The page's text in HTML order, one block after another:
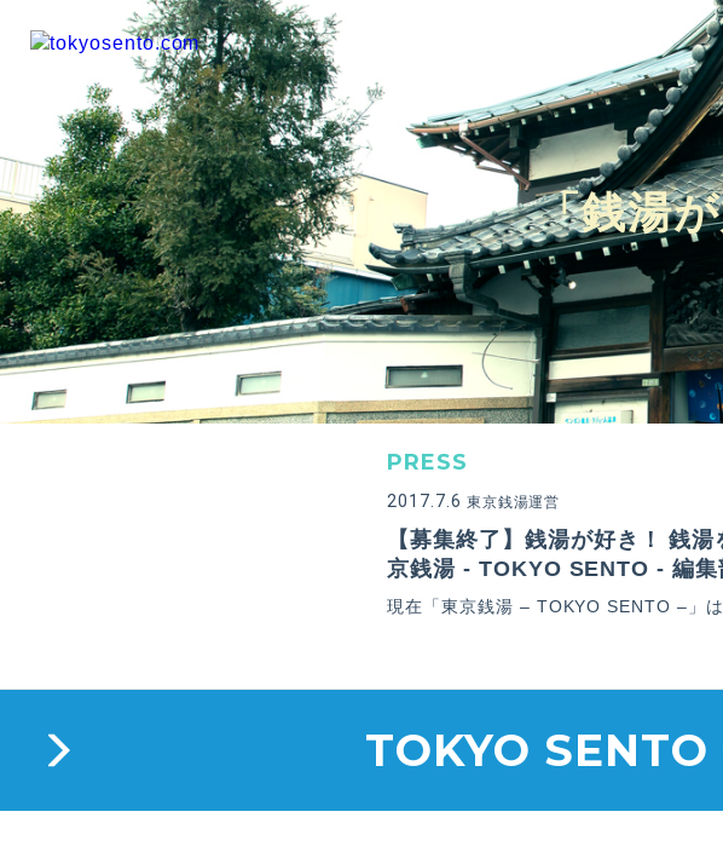
「銭湯
PRESS
2017.7.6 東京銭湯運営
【募集終了】銭湯が好き！ 銭
京銭湯 - TOKYO SENTO - 編集
現在「東京銭湯 – TOKYO SENTO –」
TOKYO SENTO